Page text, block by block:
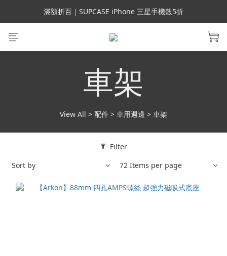
會員699免運｜父親節禮手機殼5折、行動電源66折
滿額折百｜SUPCASE iPhone 三星手機殼5折
會員699免運｜父親節禮手機殼5折、行動電源66折
車架
View All > 配件 > 車用週邊 > 車架
Filter
Sort by
72 Items per page